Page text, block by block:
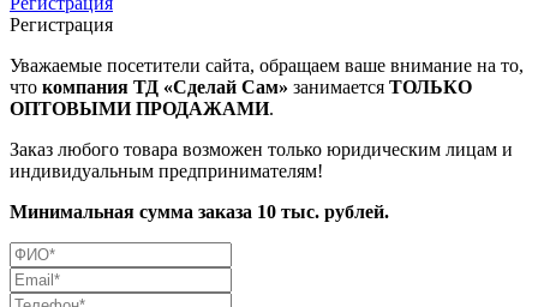
Регистрация
Уважаемые посетители сайта, обращаем ваше внимание на то,
что компания ТД «Сделай Сам» занимается ТОЛЬКО
ОПТОВЫМИ ПРОДАЖАМИ.
Заказ любого товара возможен только юридическим лицам и
индивидуальным предпринимателям!
Минимальная сумма заказа 10 тыс. рублей.